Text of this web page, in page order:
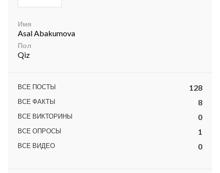
Имя
Asal Abakumova
Пол
Qiz
ВСЕ ПОСТЫ 128
ВСЕ ФАКТЫ 8
ВСЕ ВИКТОРИНЫ 0
ВСЕ ОПРОСЫ 1
ВСЕ ВИДЕО 0